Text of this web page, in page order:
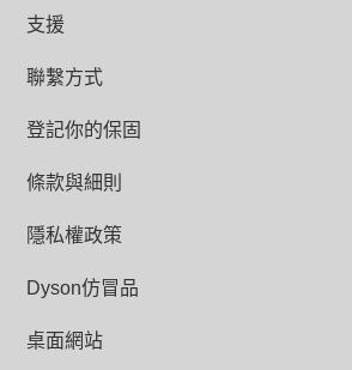
四季適用
在冬天快速均勻溫暖房間，在夏天帶動冷
能當作強勁電風扇使用，但事實上所輸送
的微弱氣流根本無法有效降溫。全新
鐘能吸入28公升空氣，所帶動的強勁氣流
能讓您保持清涼舒適，全年適用！
支援
聯繫方式
登記你的保固
條款與細則
隱私權政策
Dyson仿冒品
桌面網站